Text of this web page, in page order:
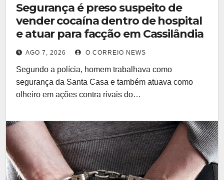
Segurança é preso suspeito de
vender cocaína dentro de hospital
e atuar para facção em Cassilândia
AGO 7, 2026 O CORREIO NEWS
Segundo a polícia, homem trabalhava como
segurança da Santa Casa e também atuava como
olheiro em ações contra rivais do…